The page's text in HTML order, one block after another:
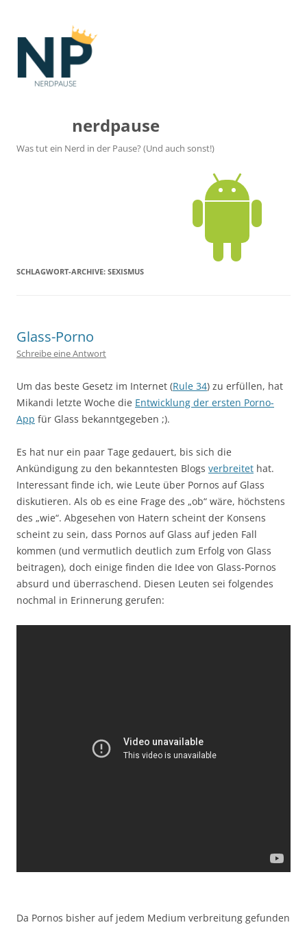
nerdpause
Was tut ein Nerd in der Pause? (Und auch sonst!)
SCHLAGWORT-ARCHIVE: SEXISMUS
Glass-Porno
Schreibe eine Antwort
Um das beste Gesetz im Internet (Rule 34) zu erfüllen, hat
Mikandi letzte Woche die Entwicklung der ersten Porno-
App für Glass bekanntgegeben ;).
Es hat nur ein paar Tage gedauert, bis sich die
Ankündigung zu den bekanntesten Blogs verbreitet hat.
Interessant finde ich, wie Leute über Pornos auf Glass
diskutieren. Als ob es eine Frage des „ob“ wäre, höchstens
des „wie“. Abgesehen von Hatern scheint der Konsens
scheint zu sein, dass Pornos auf Glass auf jeden Fall
kommen (und vermutlich deutlich zum Erfolg von Glass
beitragen), doch einige finden die Idee von Glass-Pornos
absurd und überraschend. Diesen Leuten sei folgendes
nochmal in Erinnerung gerufen:
Da Pornos bisher auf jedem Medium verbreitung gefunden